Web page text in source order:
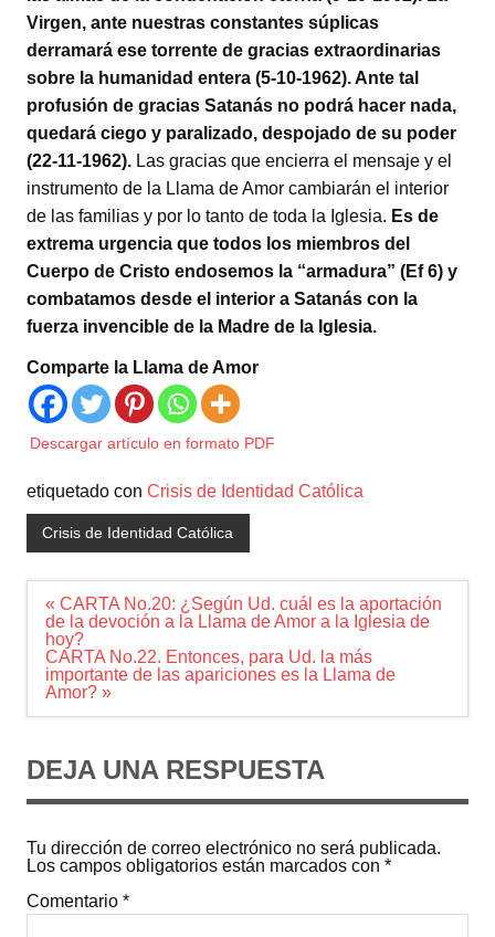
Virgen, ante nuestras constantes súplicas
derramará ese torrente de gracias extraordinarias
sobre la humanidad entera (5-10-1962). Ante tal
profusión de gracias Satanás no podrá hacer nada,
quedará ciego y paralizado, despojado de su poder
(22-11-1962). Las gracias que encierra el mensaje y el
instrumento de la Llama de Amor cambiarán el interior
de las familias y por lo tanto de toda la Iglesia. Es de
extrema urgencia que todos los miembros del
Cuerpo de Cristo endosemos la “armadura” (Ef 6) y
combatamos desde el interior a Satanás con la
fuerza invencible de la Madre de la Iglesia.
Comparte la Llama de Amor
Descargar artículo en formato PDF
etiquetado con Crisis de Identidad Católica
Crisis de Identidad Católica
Navegación
de
entradas
« CARTA No.20: ¿Según Ud. cuál es la aportación
de la devoción a la Llama de Amor a la Iglesia de
hoy?
CARTA No.22. Entonces, para Ud. la más
importante de las apariciones es la Llama de
Amor? »
DEJA UNA RESPUESTA
Tu dirección de correo electrónico no será publicada.
Los campos obligatorios están marcados con *
Comentario *